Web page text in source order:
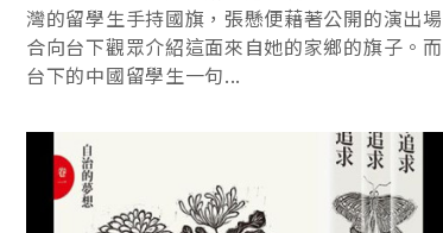
灣的留學生手持國旗，張懸便藉著公開的演出場
合向台下觀眾介紹這面來自她的家鄉的旗子。而
台下的中國留學生一句...